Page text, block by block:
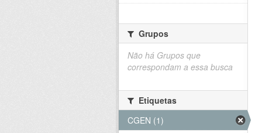
Grupos
Não há Grupos que
correspondam a essa busca
Etiquetas
CGEN (1)